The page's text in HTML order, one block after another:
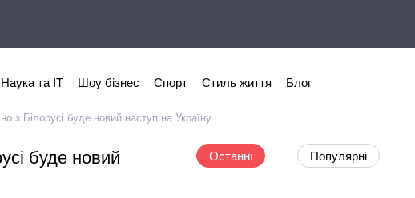
Наука та IT Шоу бізнес Спорт Стиль життя Блог
з Білорусі буде новий наступ на Україну
буде новий
Останні Популярні